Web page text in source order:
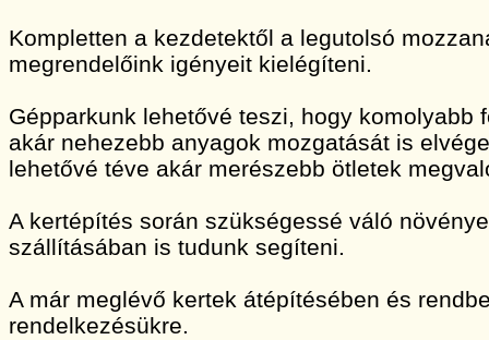
Kompletten a kezdetektől a legutolsó
megrendelőink igényeit kielégíteni.
Gépparkunk lehetővé teszi, hogy komolyabb
akár nehezebb anyagok mozgatását is
lehetővé téve akár merészebb ötletek
A kertépítés során szükségessé váló
szállításában is tudunk segíteni.
A már meglévő kertek átépítésében és
rendelkezésükre.